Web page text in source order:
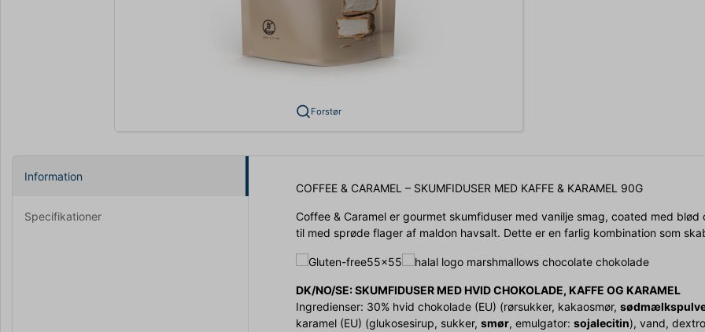
Forstør
Information
Specifikationer
COFFEE & CARAMEL – SKUMFIDUSER MED KAFFE & KARAMEL 90G
Coffee & Caramel er gourmet skumfiduser med vanilje smag, coated med
til med sprøde flager af maldon havsalt. Dette er en farlig kombination som
DK/NO/SE: SKUMFIDUSER MED HVID CHOKOLADE, KAFFE OG KARAMEL
Ingredienser: 30% hvid chokolade (EU) (rørsukker, kakaosmør,
karamel (EU) (glukosesirup, sukker, smør, emulgator: sojalecitin), vand,